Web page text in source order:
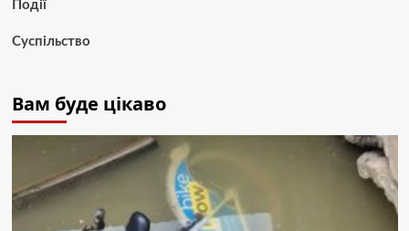
Події
Суспільство
Вам буде цікаво